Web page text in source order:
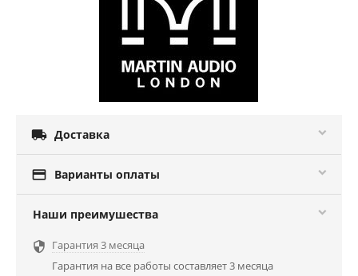
 Доставка
 Варианты оплаты
Наши преимушества
 Гарантия 3 месяца
Гарантия на все работы составляет 3 месяца